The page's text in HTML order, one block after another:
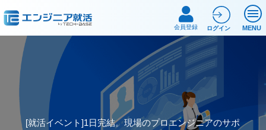
MENU
会員登録 ログイン
[就活イベント]1日完結。現場のプロエンジニアのサポ